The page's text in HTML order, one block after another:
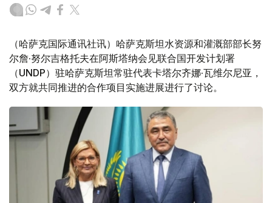
（哈萨克国际通讯社讯）哈萨克斯坦水资源和灌溉部部长努
尔詹·努尔吉格托夫在阿斯塔纳会见联合国开发计划署
（UNDP）驻哈萨克斯坦常驻代表卡塔尔齐娜·瓦维尔尼亚，
双方就共同推进的合作项目实施进展进行了讨论。